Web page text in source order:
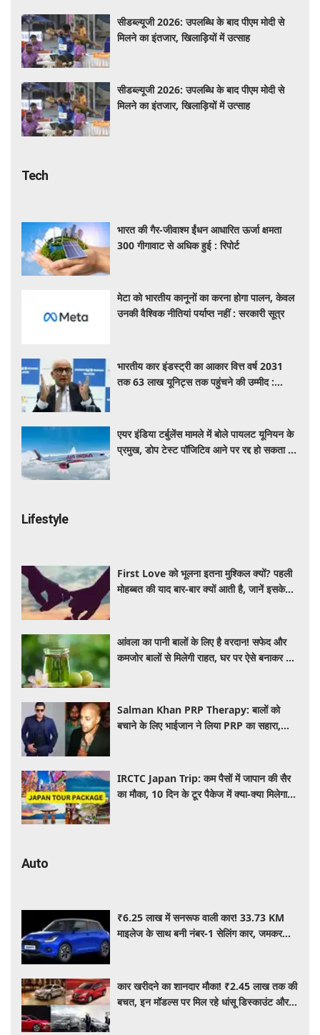
सीडब्ल्यूजी 2026: उपलब्धि के बाद पीएम मोदी से
मिलने का इंतजार, खिलाड़ियों में उत्साह
सीडब्ल्यूजी 2026: उपलब्धि के बाद पीएम मोदी से
मिलने का इंतजार, खिलाड़ियों में उत्साह
Tech
भारत की गैर-जीवाश्म ईंधन आधारित ऊर्जा क्षमता
300 गीगावाट से अधिक हुई : रिपोर्ट
मेटा को भारतीय कानूनों का करना होगा पालन, केवल
उनकी वैश्विक नीतियां पर्याप्त नहीं : सरकारी सूत्र
भारतीय कार इंडस्ट्री का आकार वित्त वर्ष 2031
तक 63 लाख यूनिट्स तक पहुंचने की उम्मीद :
एयर इंडिया टर्बुलेंस मामले में बोले पायलट यूनियन के
प्रमुख, डोप टेस्ट पॉजिटिव आने पर रद्द हो सकता है
Lifestyle
First Love को भूलना इतना मुश्किल क्यों? पहली
मोहब्बत की याद बार-बार क्यों आती है, जानें इसके
आंवला का पानी बालों के लिए है वरदान! सफेद और
कमजोर बालों से मिलेगी राहत, घर पर ऐसे बनाकर करें
Salman Khan PRP Therapy: बालों को
बचाने के लिए भाईजान ने लिया PRP का सहारा,
IRCTC Japan Trip: कम पैसों में जापान की सैर
का मौका, 10 दिन के टूर पैकेज में क्या-क्या मिलेगा?
Auto
₹6.25 लाख में सनरूफ वाली कार! 33.73 KM
माइलेज के साथ बनी नंबर-1 सेलिंग कार, जमकर
कार खरीदने का शानदार मौका! ₹2.45 लाख तक की
बचत, इन मॉडल्स पर मिल रहे धांसू डिस्काउंट और